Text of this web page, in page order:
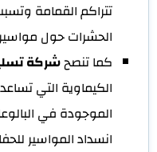
تتراكم القمامة
الحشرات حول
كما تنصحشركة
الكيماوية التي
الموجودة في
انسداد المواسير